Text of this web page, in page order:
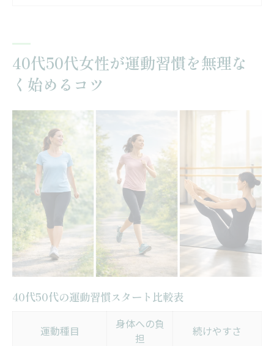
仙台市若林区で続く大人の新たな運動習慣
仙台市若林区で人気の運動習慣比較表
ピラティスとヨガの違いを知ろう
無理せず続くレッスン選びのポイント
40代50代が体験する変化とは
自分のペースを守れる運動習慣の作り方
ペース別運動習慣の続け方早見表
40代50代が無理なく習慣化するコツ
日常動作を活かした運動アプローチ
失敗しないペース配分の考え方
自分に合う運動法を見極めるヒント
肩こりや不調改善を目指す運動習慣のヒント
肩こり・不調別おすすめ運動一覧
40代50代女性が運動習慣を無理な
く始めるコツ
40代50代の運動習慣スタート比較表
運動種目
身体への負
担
続けやすさ